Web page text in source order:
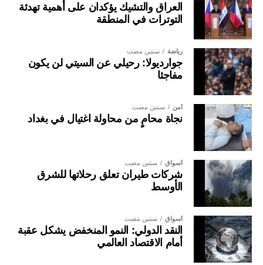
العراق والتشيك يؤكدان على أهمية تهدئة
التوترات في المنطقة
رياضة سنتين مضت
جوارديولا: رحيلي عن السيتي لن يكون
مفاجئا
أمن سنتين مضت
نجاة محامٍ من محاولة اغتيال في بغداد
أسواق سنتين مضت
شركات طيران تعلق رحلاتها للشرق
الأوسط
أسواق سنتين مضت
النقد الدولي: النمو المنخفض يشكل عقبة
أمام الاقتصاد العالمي